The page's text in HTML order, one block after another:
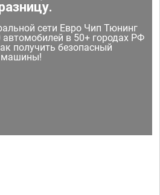
сети Евро Чип Тюнинг
в 50+ городах РФ
получить безопасный
машины!